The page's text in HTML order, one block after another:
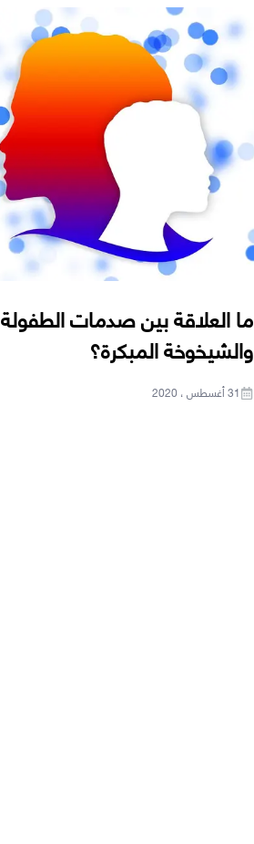
ما العلاقة بين صدمات الطفولة
والشيخوخة المبكرة؟
31 أغسطس ، 2020